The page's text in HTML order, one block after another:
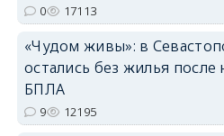
0 17113
«Чудом живы»: в
остались без жилья после
БПЛА
9 12195